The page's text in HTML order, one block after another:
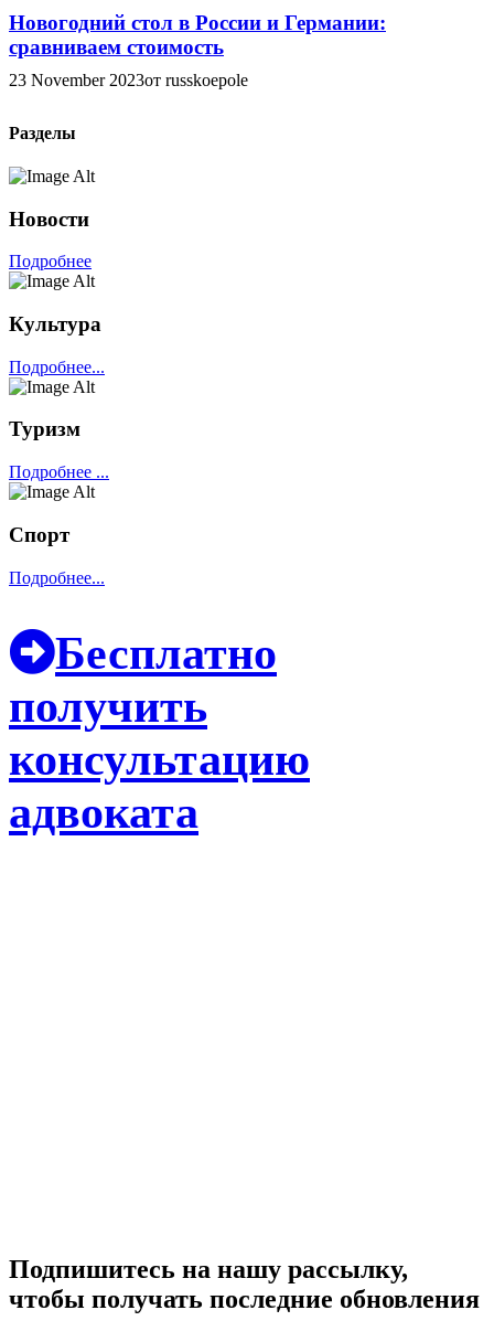
Новогодний стол в России и Германии:
сравниваем стоимость
23 November 2023от russkoepole
Разделы
Новости
Подробнее
Культура
Подробнее...
Туризм
Подробнее ...
Спорт
Подробнее...
Бесплатно
получить
консультацию
адвоката
Подпишитесь на нашу рассылку,
чтобы получать последние обновления